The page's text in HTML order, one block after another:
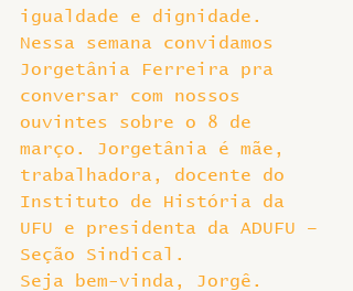
igualdade e dignidade.
Nessa semana convidamos
Jorgetânia Ferreira pra
conversar com nossos
ouvintes sobre o 8 de
março. Jorgetânia é mãe,
trabalhadora, docente do
Instituto de História da
UFU e presidenta da ADUFU –
Seção Sindical.
Seja bem-vinda, Jorgê.